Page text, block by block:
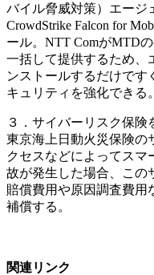
バイル脅威対策）エージ
CrowdStrike Falcon for
ール。NTT ComがMTD
一括して提供するため、
ンストールするだけです
キュリティを強化できる。
３．サイバーリスク保険
東京海上日動火災保険の
クセスなどによってスマ
故が発生した場合、この
賠償費用や原因調査費用
補償する。
関連リンク